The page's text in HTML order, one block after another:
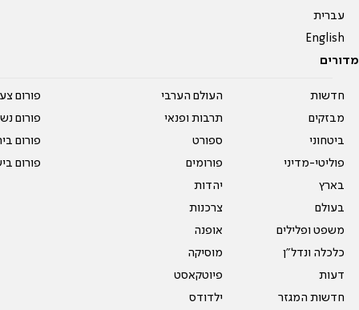
עברית
English
מדורים
חדשות
מבזקים
ביטחוני
פוליטי-מדיני
בארץ
בעולם
משפט ופלילים
כלכלה ונדל"ן
דעות
חדשות המגזר
העולם הערבי
תרבות ופנאי
ספורט
פורומים
יהדות
צרכנות
אופנה
מוסיקה
פיוטקאסט
ילדודס
פורום
פורום
פורום
פורום